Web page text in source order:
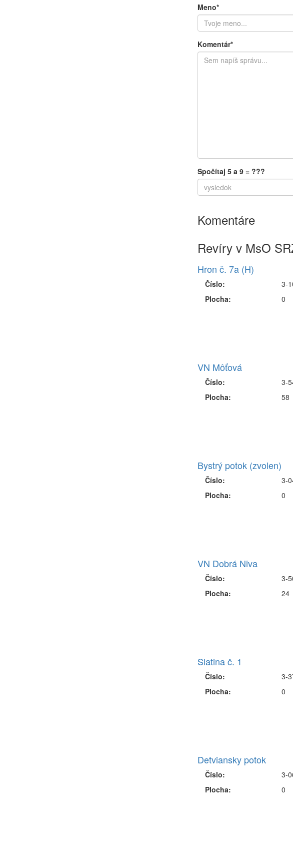
Meno*
Komentár*
Spočítaj 5 a 9 = ???
Komentáre
Revíry v MsO
Hron č. 7a (H)
Číslo:
Plocha:
3-
0
VN Môťová
Číslo:
Plocha:
3-
58
Bystrý potok (zvolen)
Číslo:
Plocha:
3-
0
VN Dobrá Niva
Číslo:
Plocha:
3-
24
Slatina č. 1
Číslo:
Plocha:
3-
0
Detviansky potok
Číslo:
Plocha:
3-
0